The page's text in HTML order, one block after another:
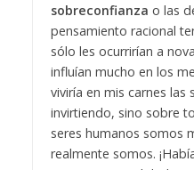
sobreconfianza o las
pensamiento racional
sólo les ocurrirían a
influían mucho en los
viviría en mis carnes
invirtiendo, sino sobre
seres humanos somos
realmente somos.